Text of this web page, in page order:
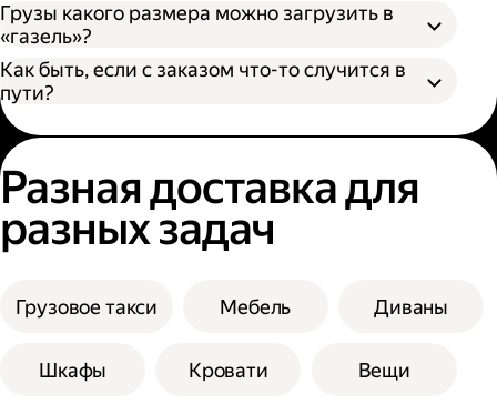
Грузы какого размера можно загрузить в
«газель»?
Как быть, если с заказом что-то случится в
пути?
Разная доставка для
разных задач
Грузовое такси Мебель Диваны
Шкафы Кровати Вещи